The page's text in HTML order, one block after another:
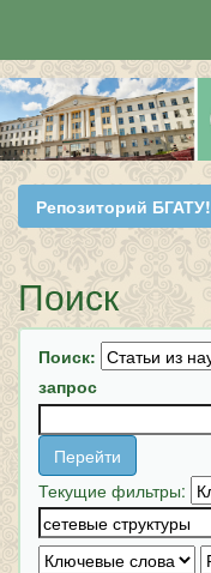
Skip
navigation
Репозиторий БГАТУ!
Поиск
Поиск:
запрос
Текущие фильтры: